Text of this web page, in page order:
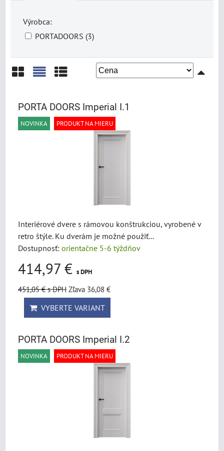
Výrobca:
PORTADOORS (3)
PORTA DOORS Imperial I.1
NOVINKA PRODUKT NA MIERU
Interiérové dvere s rámovou konštrukciou, vyrobené v
retro štýle. Ku dverám je možné použiť...
Dostupnosť: orientačne 5-6 týždňov
414,97 € s DPH
451,05 €s DPH Zľava 36,08 €
VYBERTE VARIANT
PORTA DOORS Imperial I.2
NOVINKA PRODUKT NA MIERU